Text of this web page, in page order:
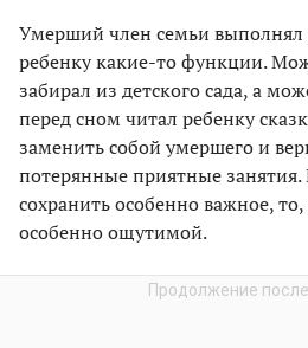
Умерший член семьи
ребенку какие-то функции.
забирал из детского сада, а
перед сном читал ребенку
заменить собой умершего и
потерянные приятные занятия.
сохранить особенно важное, то,
особенно ощутимой.